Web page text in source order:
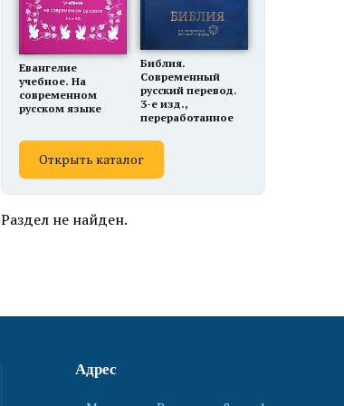
Евангелие
учебное. На
современном
русском языке
Библия.
Современный
русский перевод.
3-е изд.,
переработанное
Открыть каталог
Раздел не найден.
Адрес